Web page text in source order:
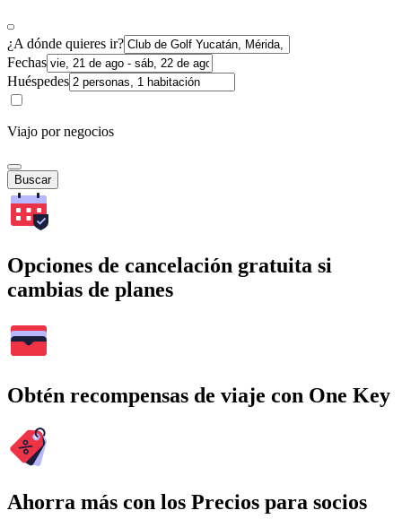
¿A dónde quieres ir?
Fechas
Huéspedes
Viajo por negocios
Buscar
Opciones de cancelación gratuita si
cambias de planes
Obtén recompensas de viaje con One Key
Ahorra más con los Precios para socios